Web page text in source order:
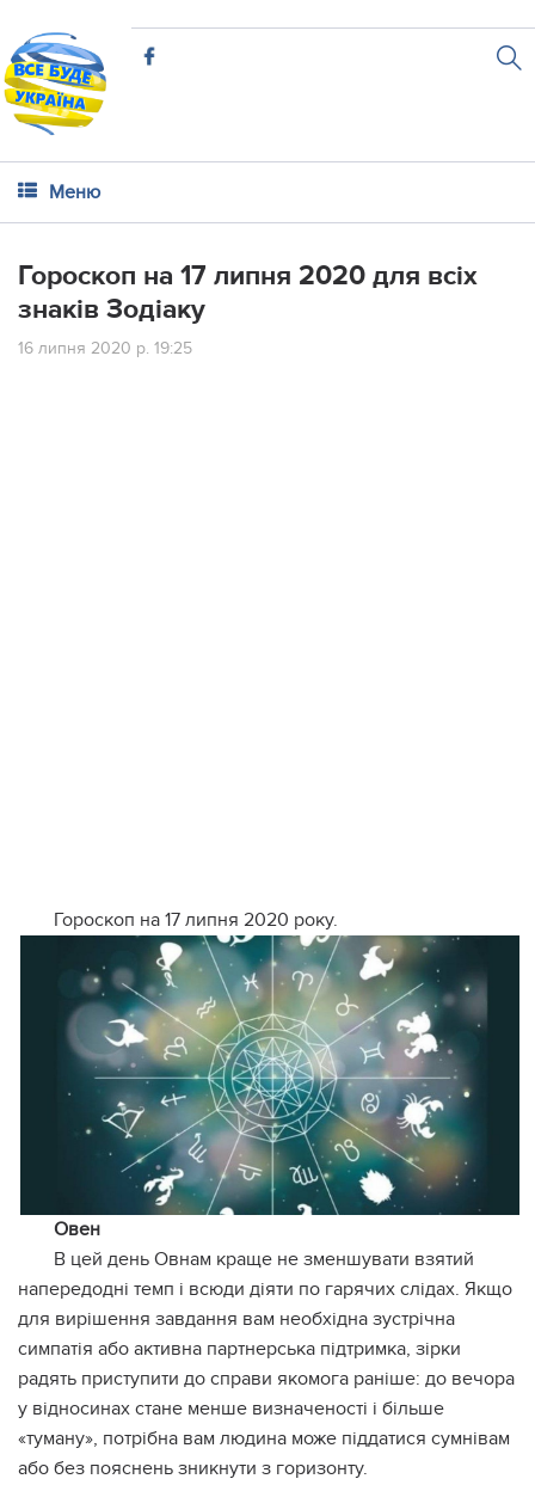
Меню
Гороскоп на 17 липня 2020 для всіх
знаків Зодіаку
16 липня 2020 р. 19:25
Гороскоп на 17 липня 2020 року.
Овен
В цей день Овнам краще не зменшувати взятий
напередодні темп і всюди діяти по гарячих слідах. Якщо
для вирішення завдання вам необхідна зустрічна
симпатія або активна партнерська підтримка, зірки
радять приступити до справи якомога раніше: до вечора
у відносинах стане менше визначеності і більше
«туману», потрібна вам людина може піддатися сумнівам
або без пояснень зникнути з горизонту.